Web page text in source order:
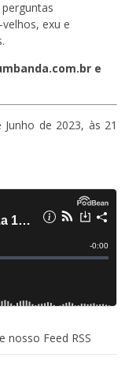
exu e
e
de 2023, às 21
nosso Feed RSS